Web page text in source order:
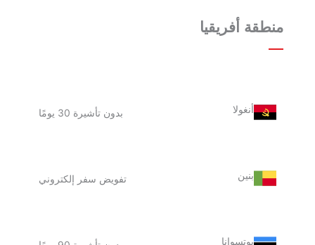
منطقة أفريقيا
أنغولا بدون تأشيرة 30 يومًا
بنين تفويض سفر إلكتروني
بوتسوانا